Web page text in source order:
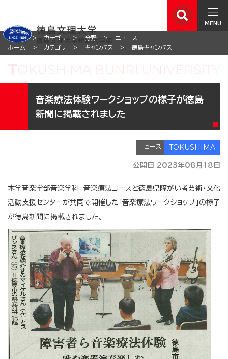
MENU
ホーム カテゴリ 分野
ニュース
ホーム
カテゴリ キャンパス 徳島キャンパス
音楽療法体験ワークショップの様子が徳島
新聞に掲載されました
ニュース
公開日 2023年08月18日
本学音楽学部音楽学科 音楽療法コースと徳島県障がい者芸術・ 文化
活動支援センターが共同で開催した「音楽療法ワークショップ」の様子
が徳島新聞に掲載されました。